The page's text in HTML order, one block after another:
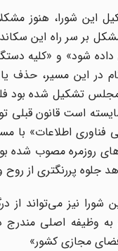
قریب به 2 سال از تشکیل
بر سر راه این
داده شود» و «کلیه
در این مسیر، حذف
تشکیل شده بود
است قانون
فناوری
روزمره مصوب
جلوه پررنگتری از
نیز می‌تواند از
وظیفه اصلی مندرج
مجازی کشور»